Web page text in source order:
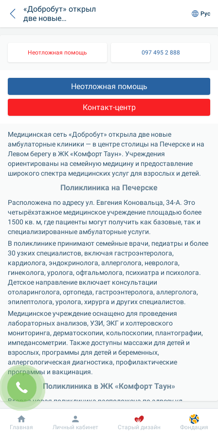
«Добробут» открыл
две новые
поликлиники в
Рус
Неотложная помощь 097 495 2 888
Неотложная помощь
Контакт-центр
Медицинская сеть «Добробут» открыла две новые
амбулаторные клиники — в центре столицы на Печерске и на
Левом берегу в ЖК «Комфорт Таун». Учреждения
ориентированы на семейную медицину и предоставление
широкого спектра медицинских услуг для взрослых и детей.
Поликлиника на Печерске
Расположена по адресу ул. Евгения Коновальца, 34-А. Это
четырёхэтажное медицинское учреждение площадью более
1500 кв. м, где пациенты могут получить как базовые, так и
специализированные амбулаторные услуги.
В поликлинике принимают семейные врачи, педиатры и более
30 узких специалистов, включая гастроэнтеролога,
кардиолога, эндокринолога, аллерголога, невролога,
гинеколога, уролога, офтальмолога, психиатра и психолога.
Детское направление включает консультации
отоларинголога, ортопеда, гастроэнтеролога, аллерголога,
эпилептолога, уролога, хирурга и других специалистов.
Медицинское учреждение оснащено для проведения
лабораторных анализов, УЗИ, ЭКГ и холтеровского
мониторинга, дерматоскопии, кольпоскопии, плантографии,
импедансометрии. Также доступны массажи для детей и
взрослых, программы для детей и беременных,
аллергологическая диагностика, профилактические
программы и вакцинация.
Поликлиника в ЖК «Комфорт Таун»
Вторая новая поликлиника расположена по адресу ул.
Регенераторная, 4, корпус 8. Это небольшой центр формата
«клиника у дома» площадью 270 кв. м, который будет
обслуживать преимущественно жителей жилого комплекса
Добробут Информация Пациенту
Главная Личный кабинет Старый дизайн Фондация